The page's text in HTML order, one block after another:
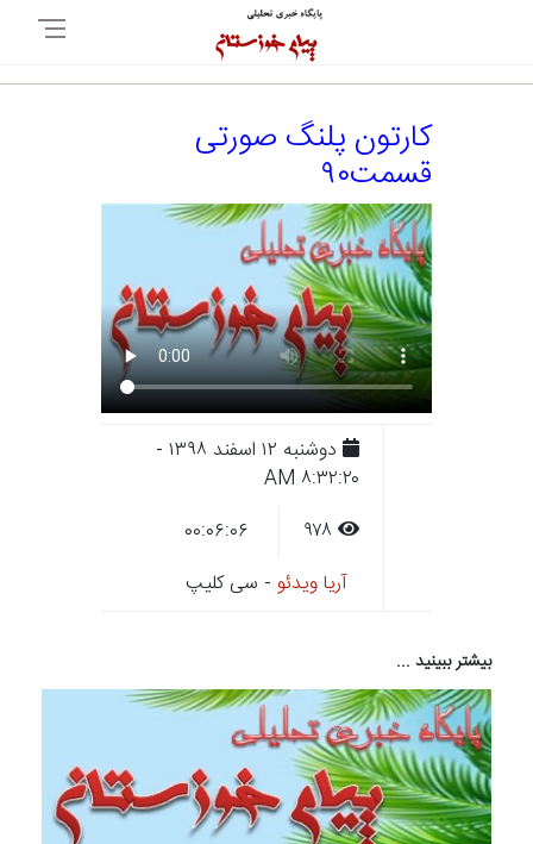
کارتون پلنگ صورتی
قسمت۹۰
دوشنبه ۱۲ اسفند ۱۳۹۸ -
۸:۳۲:۲۰ AM
آریا ویدئو - سی کلیپ
بیشتر ببینید ...